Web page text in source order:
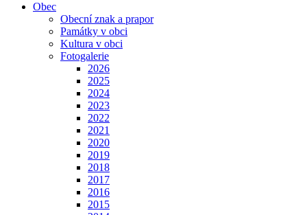
Obec
Obecní znak a prapor
Památky v obci
Kultura v obci
Fotogalerie
2026
2025
2024
2023
2022
2021
2020
2019
2018
2017
2016
2015